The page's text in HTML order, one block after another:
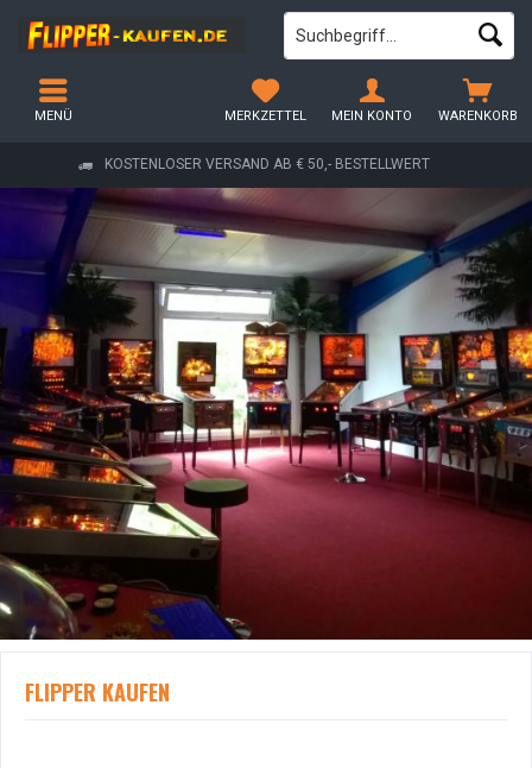
KOSTENLOSER VERSAND AB € 50,- BESTELLWERT
WARENKORB
MERKZETTEL MEIN KONTO
MENÜ
FLIPPER KAUFEN